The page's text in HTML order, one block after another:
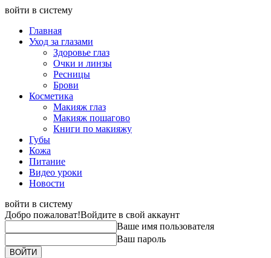
войти в систему
Главная
Уход за глазами
Здоровье глаз
Очки и линзы
Ресницы
Брови
Косметика
Макияж глаз
Макияж пошагово
Книги по макияжу
Губы
Кожа
Питание
Видео уроки
Новости
войти в систему
Добро пожаловат!Войдите в свой аккаунт
Ваше имя пользователя
Ваш пароль